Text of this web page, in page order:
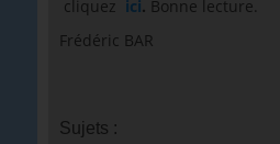
cliquez ici. Bonne lecture.
Frédéric BAR
Sujets :